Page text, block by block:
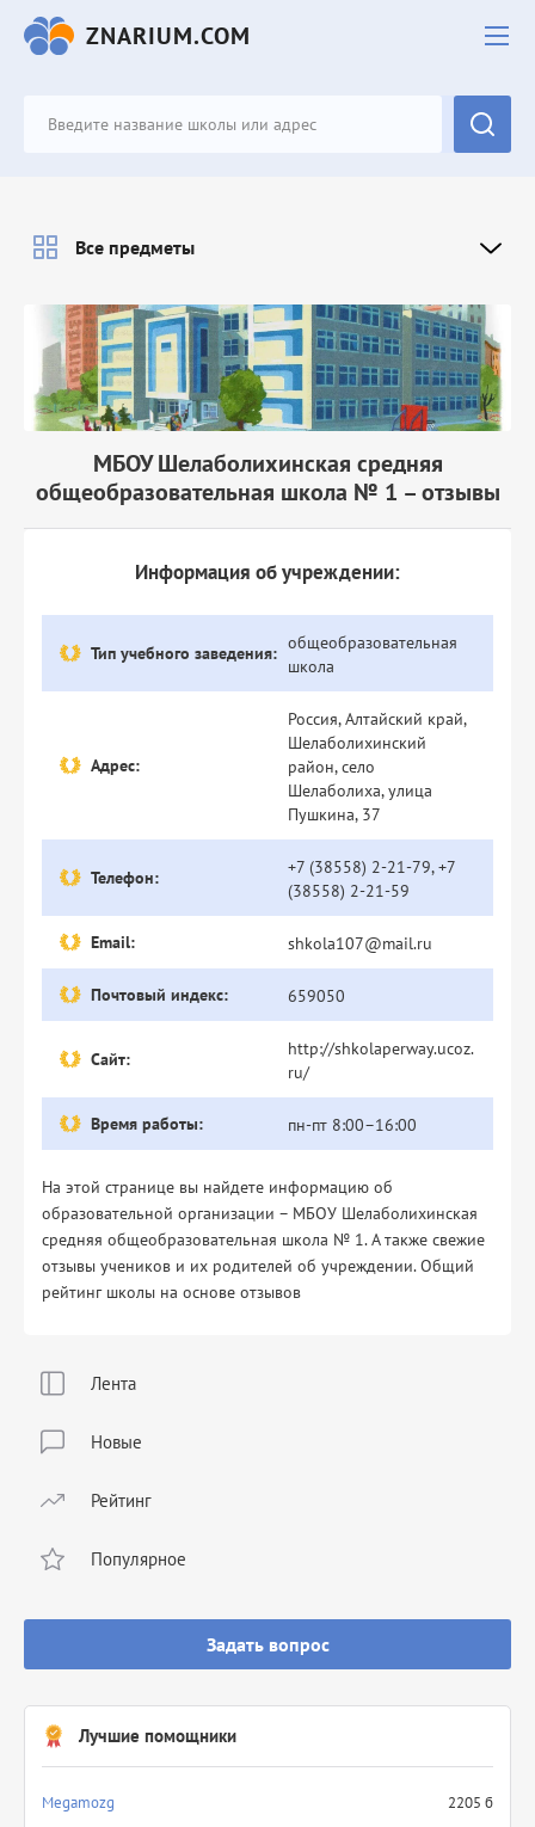
ZNARIUM.COM
Лента
Новые
Рейтинг
Популярное
Задать вопрос
Лучшие помощники
Megamozg
2205 б
МБОУ Шелаболихинская средняя
общеобразовательная школа № 1 – отзывы
Информация об учреждении:
Тип учебного заведения: общеобразовательная
школа
Адрес:
Россия, Алтайский край,
Шелаболихинский
район, село
Шелаболиха, улица
Пушкина, 37
Телефон:
+7 (38558) 2-21-79, +7
(38558) 2-21-59
Email: shkola107@mail.ru
Почтовый индекс: 659050
Сайт:
http://shkolaperway.ucoz.
ru/
Время работы: пн-пт 8:00–16:00
На этой странице вы найдете информацию об
образовательной организации – МБОУ Шелаболихинская
средняя общеобразовательная школа № 1. А также свежие
отзывы учеников и их родителей об учреждении. Общий
рейтинг школы на основе отзывов
Все предметы